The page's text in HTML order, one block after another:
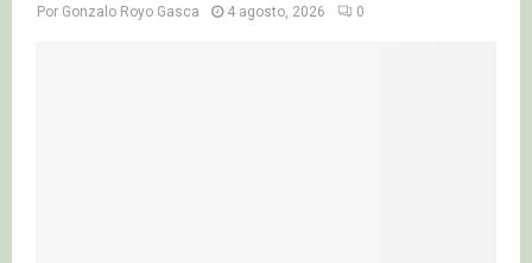
Por Gonzalo Royo Gasca 4 agosto, 2026 0